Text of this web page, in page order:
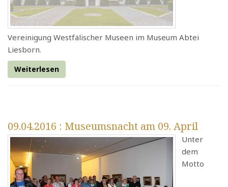
Vereinigung Westfälischer Museen im Museum Abtei
Liesborn.
Weiterlesen
09.04.2016 : Museumsnacht am 09. April
Unter
dem
Motto